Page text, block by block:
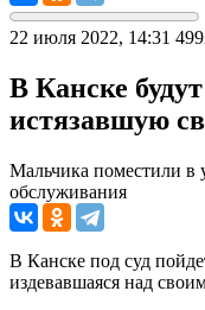
22 июля 2022, 14:31
В Канске
истязавшую
Мальчика поместили в
обслуживания
В Канске под суд
издевавшаяся над